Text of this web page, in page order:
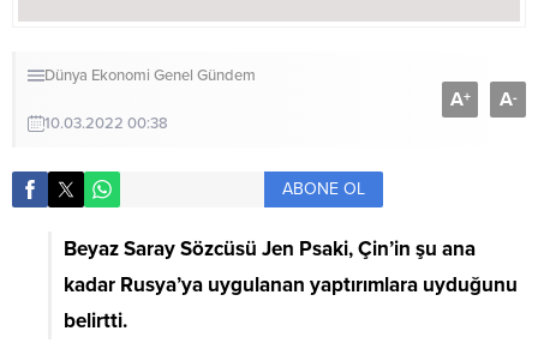
Dünya Ekonomi Genel Gündem
10.03.2022 00:38
A+ A-
ABONE OL
Beyaz Saray Sözcüsü Jen Psaki, Çin’in şu ana
kadar Rusya’ya uygulanan yaptırımlara uyduğunu
belirtti.